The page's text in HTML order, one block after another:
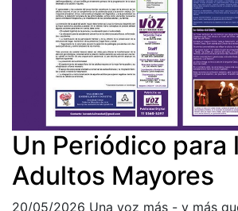
Un Periódico para
Adultos Mayores
20/05/2026 Una voz más - y más